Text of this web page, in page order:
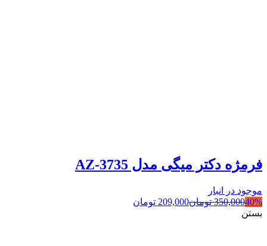
فرمژه دکتر میگی مدل AZ-3735
موجود در انبار
40%
350,000 تومان209,000 تومان
بستن